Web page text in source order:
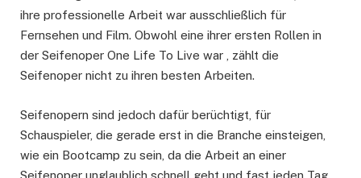
ihre professionelle Arbeit war ausschließlich für
Fernsehen und Film. Obwohl eine ihrer ersten Rollen in
der Seifenoper One Life To Live war , zählt die
Seifenoper nicht zu ihren besten Arbeiten.
Seifenopern sind jedoch dafür berüchtigt, für
Schauspieler, die gerade erst in die Branche einsteigen,
wie ein Bootcamp zu sein, da die Arbeit an einer
Seifenoper unglaublich schnell geht und fast jeden Tag